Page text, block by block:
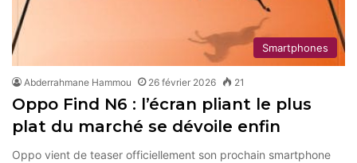
Smartphones
Abderrahmane Hammou 26 février 2026 21
Oppo Find N6 : l’écran pliant le plus
plat du marché se dévoile enfin
Oppo vient de teaser officiellement son prochain smartphone